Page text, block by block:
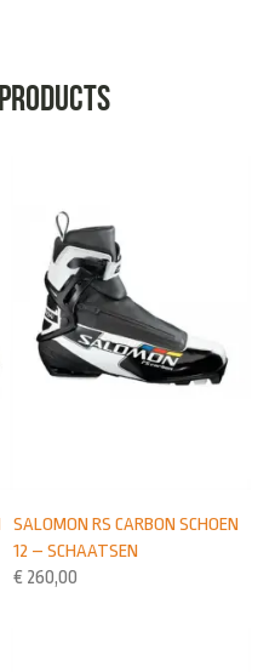
SALOMON RS CARBON SCHOEN
12 – SCHAATSEN
€ 260,00